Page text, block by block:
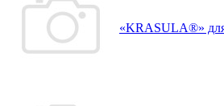
«KRASULA®»